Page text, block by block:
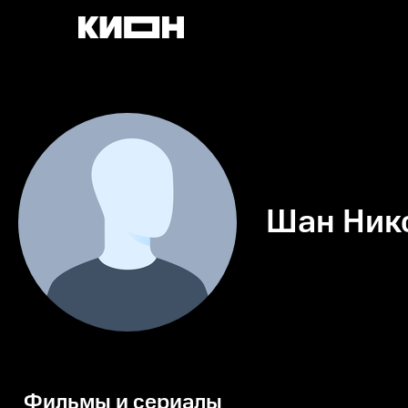
Шан